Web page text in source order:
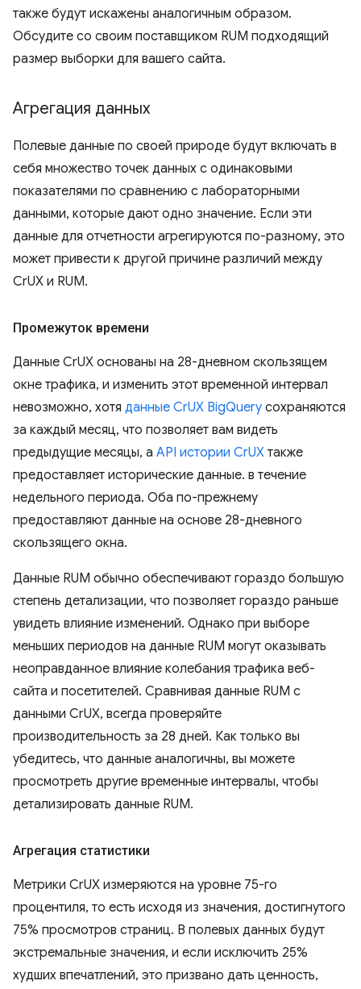
также будут искажены аналогичным образом.
Обсудите со своим поставщиком RUM подходящий
размер выборки для вашего сайта.
Агрегация данных
Полевые данные по своей природе будут включать в
себя множество точек данных с одинаковыми
показателями по сравнению с лабораторными
данными, которые дают одно значение. Если эти
данные для отчетности агрегируются по-разному, это
может привести к другой причине различий между
CrUX и RUM.
Промежуток времени
Данные CrUX основаны на 28-дневном скользящем
окне трафика, и изменить этот временной интервал
невозможно, хотя данные CrUX BigQuery сохраняются
за каждый месяц, что позволяет вам видеть
предыдущие месяцы, а API истории CrUX также
предоставляет исторические данные. в течение
недельного периода. Оба по-прежнему
предоставляют данные на основе 28-дневного
скользящего окна.
Данные RUM обычно обеспечивают гораздо большую
степень детализации, что позволяет гораздо раньше
увидеть влияние изменений. Однако при выборе
меньших периодов на данные RUM могут оказывать
неоправданное влияние колебания трафика веб-
сайта и посетителей. Сравнивая данные RUM с
данными CrUX, всегда проверяйте
производительность за 28 дней. Как только вы
убедитесь, что данные аналогичны, вы можете
просмотреть другие временные интервалы, чтобы
детализировать данные RUM.
Агрегация статистики
Метрики CrUX измеряются на уровне 75-го
процентиля, то есть исходя из значения, достигнутого
75% просмотров страниц. В полевых данных будут
экстремальные значения, и если исключить 25%
худших впечатлений, это призвано дать ценность,